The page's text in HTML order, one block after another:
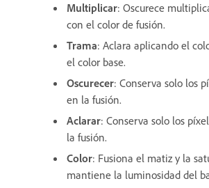
Multiplicar: Oscurece
con el color de fusión.
Trama: Aclara aplicando el
el color base.
Oscurecer: Conserva solo los
en la fusión.
Aclarar: Conserva solo los
la fusión.
Color: Fusiona el matiz y la
mantiene la luminosidad del